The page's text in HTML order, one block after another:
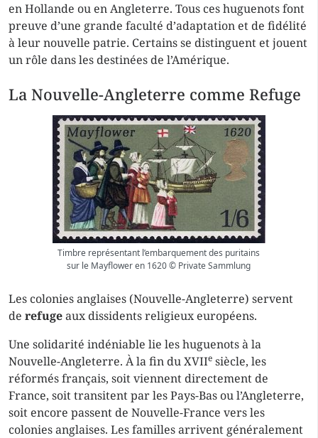
en Hollande ou en Angleterre. Tous ces huguenots font
preuve d’une grande faculté d’adaptation et de fidélité
à leur nouvelle patrie. Certains se distinguent et jouent
un rôle dans les destinées de l’Amérique.
La Nouvelle-Angleterre comme Refuge
Timbre représentant l’embarquement des puritains
sur le Mayflower en 1620 © Private Sammlung
Les colonies anglaises (Nouvelle-Angleterre) servent
de refugeaux dissidents religieux européens.
Une solidarité indéniable lie les huguenots à la
Nouvelle-Angleterre. À la fin du XVIIe siècle, les
réformés français, soit viennent directement de
France, soit transitent par les Pays-Bas ou l’Angleterre,
soit encore passent de Nouvelle-France vers les
colonies anglaises. Les familles arrivent généralement